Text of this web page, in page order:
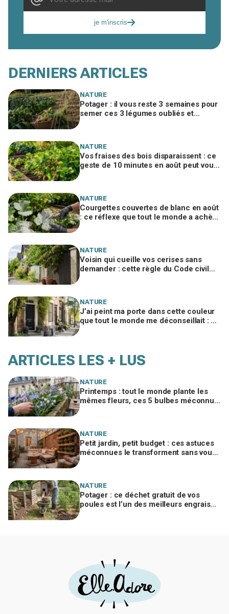
je m'inscris
DERNIERS ARTICLES
NATURE
Potager : il vous reste 3 semaines pour
semer ces 3 légumes oubliés et
NATURE
Vos fraises des bois disparaissent : ce
geste de 10 minutes en août peut vous
NATURE
Courgettes couvertes de blanc en août
: ce réflexe que tout le monde a achève
NATURE
Voisin qui cueille vos cerises sans
demander : cette règle du Code civil
NATURE
J’ai peint ma porte dans cette couleur
que tout le monde me déconseillait : six
ARTICLES LES + LUS
NATURE
Printemps : tout le monde plante les
mêmes fleurs, ces 5 bulbes méconnus
NATURE
Petit jardin, petit budget : ces astuces
méconnues le transforment sans vous
NATURE
Potager : ce déchet gratuit de vos
poules est l’un des meilleurs engrais